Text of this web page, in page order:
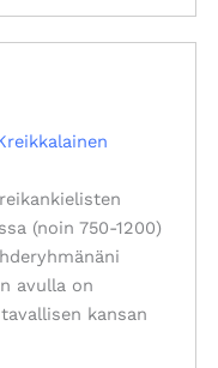
(noin 750-1200)
avulla on
kansan